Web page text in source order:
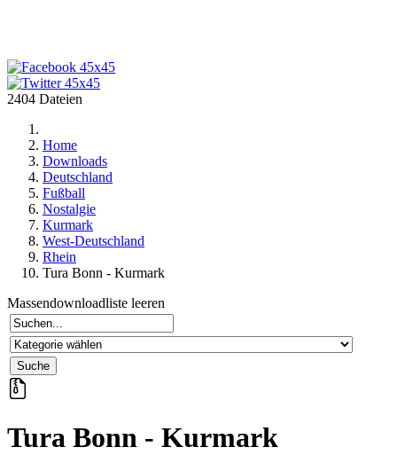
2404 Dateien
Home
Downloads
Deutschland
Fußball
Nostalgie
Kurmark
West-Deutschland
Rhein
Tura Bonn - Kurmark
Massendownloadliste leeren
Tura Bonn - Kurmark